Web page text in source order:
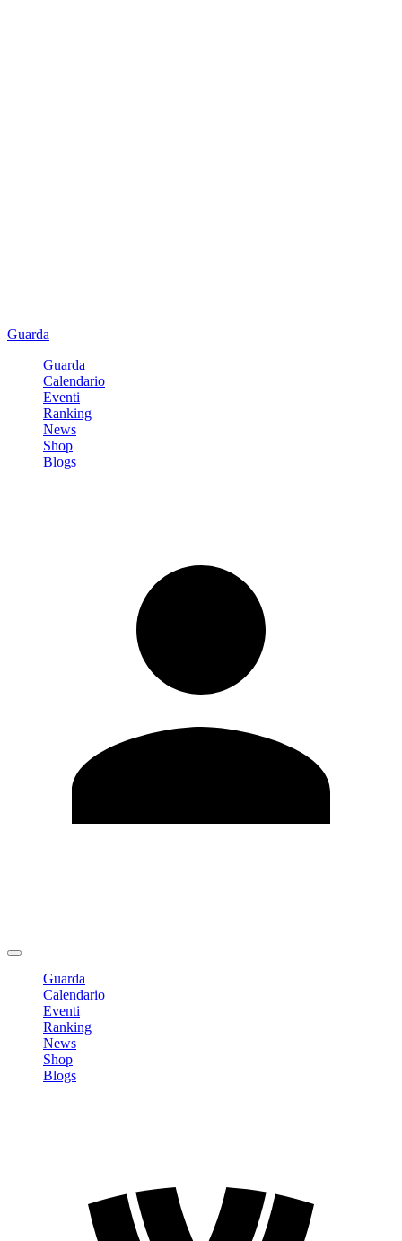
Guarda
Guarda
Calendario
Eventi
Ranking
News
Shop
Blogs
Guarda
Calendario
Eventi
Ranking
News
Shop
Blogs